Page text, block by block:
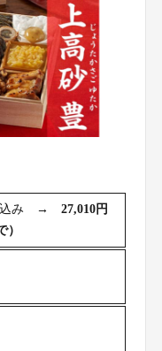
込み → 27,010円
）